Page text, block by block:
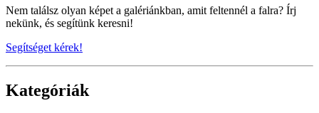
Nem találsz olyan képet a galériánkban, amit feltennél a falra? Írj
nekünk, és segítünk keresni!
Segítséget kérek!
Kategóriák